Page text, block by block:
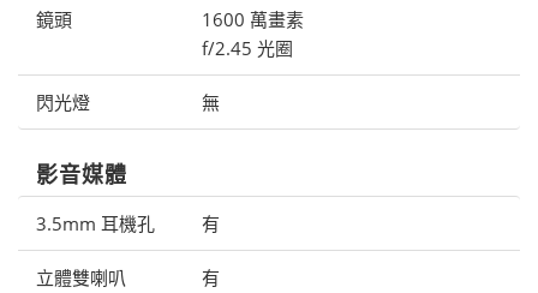
鏡頭
1600 萬畫素
f/2.45 光圈
閃光燈 無
影音媒體
3.5mm 耳機孔 有
立體雙喇叭 有